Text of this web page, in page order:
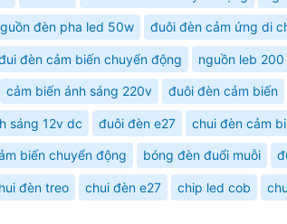
đèn pha led 50w đuôi đèn cảm ứng di
đèn cảm biến chuyển động nguồn leb 200
cảm biến ánh sáng 220v đuôi đèn cảm biến
sáng 12v dc đuôi đèn e27 chui đèn cảm
biến chuyển động bóng đèn đuổi muỗi
đèn treo chui đèn e27 chip led cob